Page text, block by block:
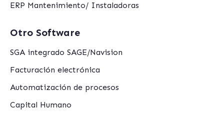
ERP Mantenimiento/ Instaladoras
Otro Software
SGA integrado SAGE/Navision
Facturación electrónica
Automatización de procesos
Capital Humano